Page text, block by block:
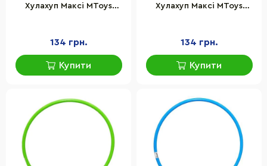
Хулахуп Максі MToys
134 грн.
Купити
Хулахуп Максі MToys
134 грн.
Купити